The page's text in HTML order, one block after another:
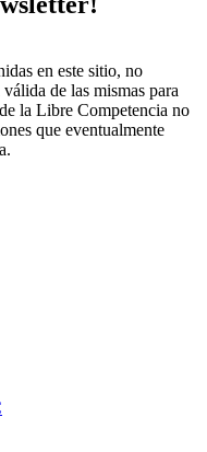
en este sitio, no
de las mismas para
la Libre Competencia no
que eventualmente